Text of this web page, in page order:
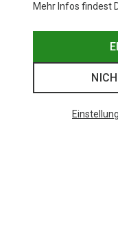
Mehr Infos findest